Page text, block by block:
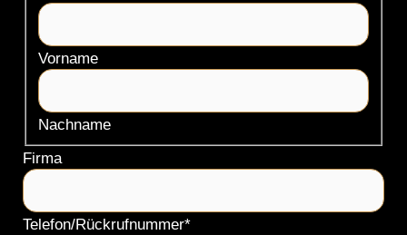
Vorname
Nachname
Firma
Telefon/Rückrufnummer*